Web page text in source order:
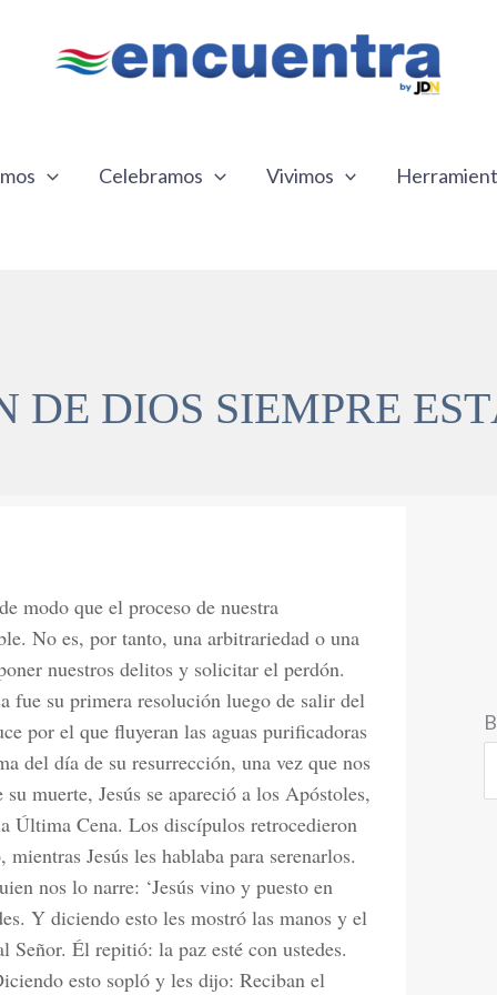
Celebramos Vivimos
DE DIOS SIEMPRE
modo que el proceso de nuestra
No es, por tanto, una arbitrariedad o una
nuestros delitos y solicitar el perdón.
fue su primera resolución luego de salir del
por el que fluyeran las aguas purificadoras
del día de su resurrección, una vez que nos
muerte, Jesús se apareció a los Apóstoles,
Última Cena. Los discípulos retrocedieron
Jesús les hablaba para serenarlos.
nos lo narre: ‘Jesús vino y puesto en
Y diciendo esto les mostró las manos y el
Él repitió: la paz esté con ustedes.
esto sopló y les dijo: Reciban el